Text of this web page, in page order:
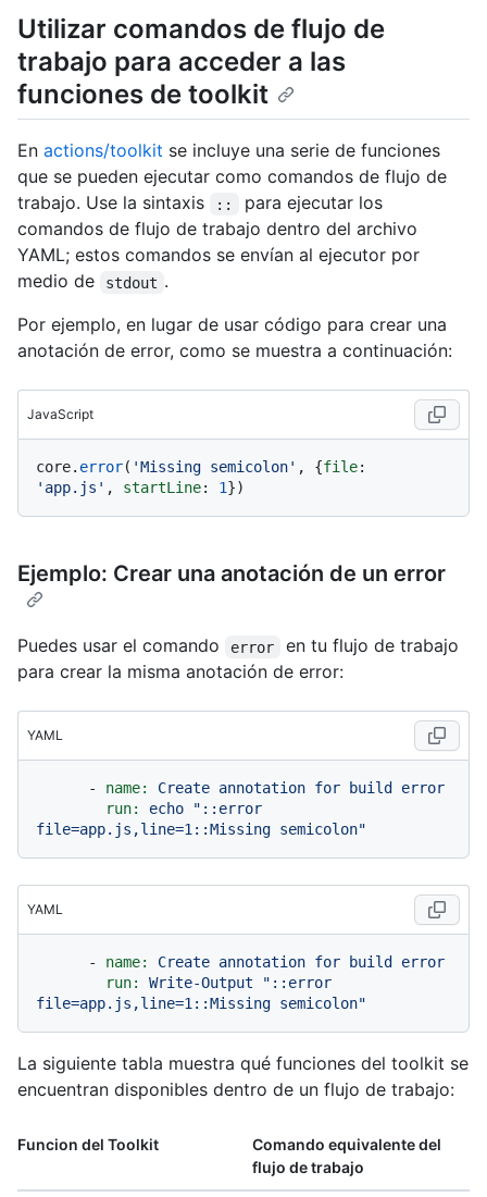
Utilizar comandos de flujo de
trabajo para acceder a las
funciones de toolkit
En actions/toolkit se incluye una serie de funciones
que se pueden ejecutar como comandos de flujo de
trabajo. Use la sintaxis
::
para ejecutar los
comandos de flujo de trabajo dentro del archivo
YAML; estos comandos se envían al ejecutor por
medio de
stdout .
Por ejemplo, en lugar de usar código para crear una
anotación de error, como se muestra a continuación:
JavaScript
core. error( 'Missing semicolon' , {file
'app.js' , startLine: 1
Ejemplo: Crear una anotación de un error
Puedes usar el comando error
en tu flujo de trabajo
para crear la misma anotación de error:
YAML
- name: Create annotation for build
error
run:
echo
"::error
file=app.js,line=1::Missing semicolon"
YAML
- name: Create annotation for build
error
run:
Write-Output
"::error
file=app.js,line=1::Missing semicolon"
La siguiente tabla muestra qué funciones del toolkit se
encuentran disponibles dentro de un flujo de trabajo:
Funcion del Toolkit
Comando equivalente del
flujo de trabajo